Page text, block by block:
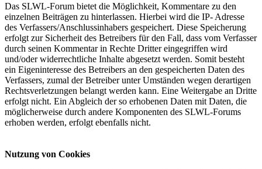
Das SLWL-Forum bietet die Möglichkeit, Kommentare zu den
einzelnen Beiträgen zu hinterlassen. Hierbei wird die IP- Adresse
des Verfassers/Anschlussinhabers gespeichert. Diese Speicherung
erfolgt zur Sicherheit des Betreibers für den Fall, dass vom Verfasser
durch seinen Kommentar in Rechte Dritter eingegriffen wird
und/oder widerrechtliche Inhalte abgesetzt werden. Somit besteht
ein Eigeninteresse des Betreibers an den gespeicherten Daten des
Verfassers, zumal der Betreiber unter Umständen wegen derartigen
Rechtsverletzungen belangt werden kann. Eine Weitergabe an Dritte
erfolgt nicht. Ein Abgleich der so erhobenen Daten mit Daten, die
möglicherweise durch andere Komponenten des SLWL-Forums
erhoben werden, erfolgt ebenfalls nicht.
Nutzung von Cookies